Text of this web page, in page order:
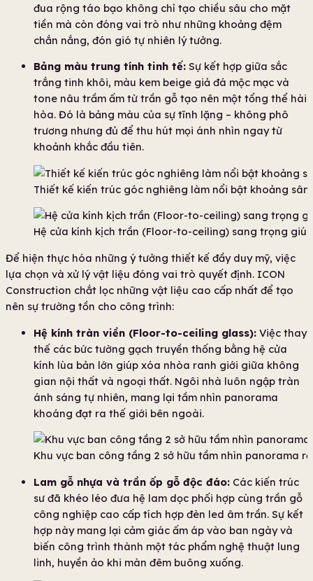
đua rộng táo bạo không chỉ tạo chiều sâu cho mặt
tiền mà còn đóng vai trò như những khoảng đệm
chắn nắng, đón gió tự nhiên lý tưởng.
Bảng màu trung tính tinh tế: Sự kết hợp giữa sắc
trắng tinh khôi, màu kem beige giả đá mộc mạc và
tone nâu trầm ấm từ trần gỗ tạo nên một tổng thể hài
hòa. Đó là bảng màu của sự tĩnh lặng – không phô
trương nhưng đủ để thu hút mọi ánh nhìn ngay từ
khoảnh khắc đầu tiên.
Thiết kế kiến trúc góc nghiêng làm nổi bật khoảng
Hệ cửa kính kịch trần (Floor-to-ceiling) sang trọng
Để hiện thực hóa những ý tưởng thiết kế đầy duy mỹ, việc
lựa chọn và xử lý vật liệu đóng vai trò quyết định. ICON
Construction chắt lọc những vật liệu cao cấp nhất để tạo
nên sự trường tồn cho công trình:
Hệ kính tràn viền (Floor-to-ceiling glass): Việc thay
thế các bức tường gạch truyền thống bằng hệ cửa
kính lùa bản lớn giúp xóa nhòa ranh giới giữa không
gian nội thất và ngoại thất. Ngôi nhà luôn ngập tràn
ánh sáng tự nhiên, mang lại tầm nhìn panorama
khoáng đạt ra thế giới bên ngoài.
Khu vực ban công tầng 2 sở hữu tầm nhìn panorama
Lam gỗ nhựa và trần ốp gỗ độc đáo: Các kiến trúc
sư đã khéo léo đưa hệ lam dọc phối hợp cùng trần gỗ
công nghiệp cao cấp tích hợp đèn led âm trần. Sự kết
hợp này mang lại cảm giác ấm áp vào ban ngày và
biến công trình thành một tác phẩm nghệ thuật lung
linh, huyền ảo khi màn đêm buông xuống.